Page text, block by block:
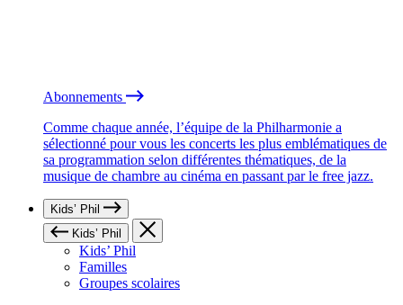
Abonnements
Comme chaque année, l’équipe de la Philharmonie a
sélectionné pour vous les concerts les plus emblématiques de
sa programmation selon différentes thématiques, de la
musique de chambre au cinéma en passant par le free jazz.
Kids’ Phil
Kids’ Phil
Kids’ Phil
Familles
Groupes scolaires